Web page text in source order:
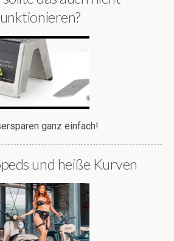
ganz einfach!
und heiße Kurven